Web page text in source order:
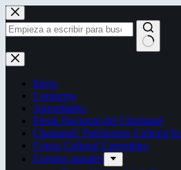
Saltar
al
contenido
Sin
resultados
Inicio
Contactos
Autoridades
Fiesta Nacional del Chamamé
Chamamé: Patrimonio Cultural
Censo Cultural Correntino
Eventos anuales